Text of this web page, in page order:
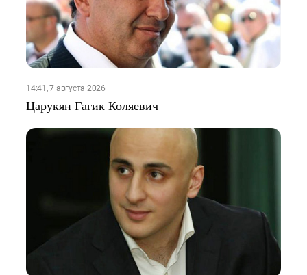
14:41, 7 августа 2026
Царукян Гагик Коляевич